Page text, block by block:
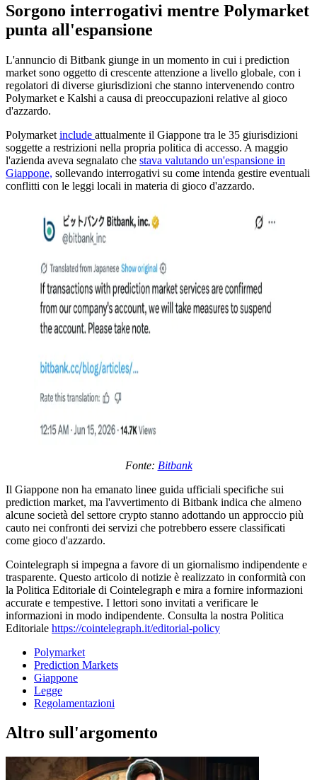
Sorgono interrogativi mentre Polymarket
punta all'espansione
L'annuncio di Bitbank giunge in un momento in cui i prediction
market sono oggetto di crescente attenzione a livello globale, con i
regolatori di diverse giurisdizioni che stanno intervenendo contro
Polymarket e Kalshi a causa di preoccupazioni relative al gioco
d'azzardo.
Polymarket include attualmente il Giappone tra le 35 giurisdizioni
soggette a restrizioni nella propria politica di accesso. A maggio
l'azienda aveva segnalato che stava valutando un'espansione in
Giappone, sollevando interrogativi su come intenda gestire eventuali
conflitti con le leggi locali in materia di gioco d'azzardo.
Fonte: Bitbank
Il Giappone non ha emanato linee guida ufficiali specifiche sui
prediction market, ma l'avvertimento di Bitbank indica che almeno
alcune società del settore crypto stanno adottando un approccio più
cauto nei confronti dei servizi che potrebbero essere classificati
come gioco d'azzardo.
Cointelegraph si impegna a favore di un giornalismo indipendente e
trasparente. Questo articolo di notizie è realizzato in conformità con
la Politica Editoriale di Cointelegraph e mira a fornire informazioni
accurate e tempestive. I lettori sono invitati a verificare le
informazioni in modo indipendente. Consulta la nostra Politica
Editoriale https://cointelegraph.it/editorial-policy
Polymarket
Prediction Markets
Giappone
Legge
Regolamentazioni
Altro sull'argomento